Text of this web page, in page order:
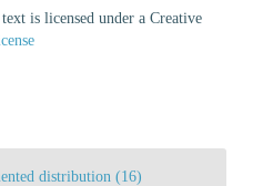
is licensed under a Creative
distribution (16)